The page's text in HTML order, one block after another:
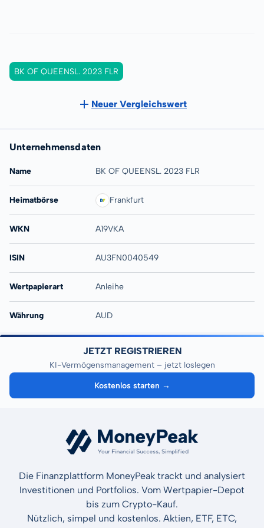
BK OF QUEENSL. 2023 FLR
Neuer Vergleichswert
Unternehmensdaten
Name BK OF QUEENSL. 2023 FLR
Heimatbörse Frankfurt
WKN A19VKA
ISIN AU3FN0040549
Wertpapierart Anleihe
Währung AUD
JETZT REGISTRIEREN
KI-Vermögensmanagement – jetzt loslegen
Kostenlos starten →
Die Finanzplattform MoneyPeak trackt und analysiert
Investitionen und Portfolios. Vom Wertpapier-Depot
bis zum Crypto-Kauf.
Nützlich, simpel und kostenlos. Aktien, ETF, ETC,